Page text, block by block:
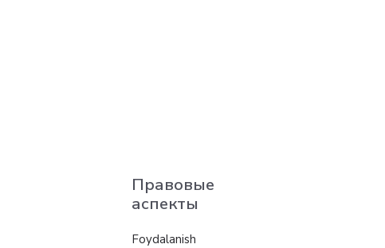
Правовые
аспекты
Foydalanish